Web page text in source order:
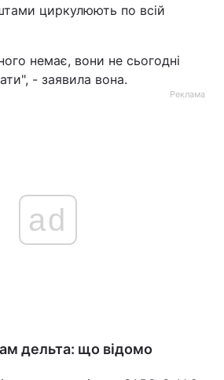
циркулюють по всій
немає, вони не сьогодні
- заявила вона.
Реклама
ad
дельта: що відомо